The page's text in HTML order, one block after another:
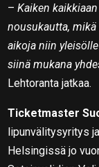
–Kaiken
nousukautta,
aikoja niin
siinä mukana
Lehtoranta jatkaa.
Ticketmaster
lipunvälitysyritys
Helsingissä jo